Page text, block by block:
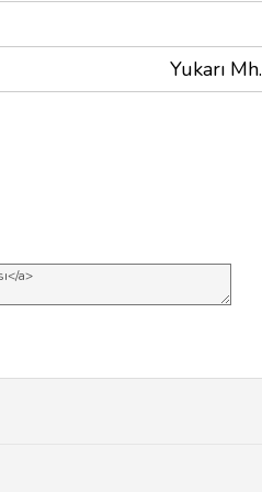
Yukarı Mh.